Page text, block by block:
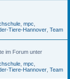
mpc
Tiere-Hannover Team
im Forum unter
mpc
Tiere-Hannover Team